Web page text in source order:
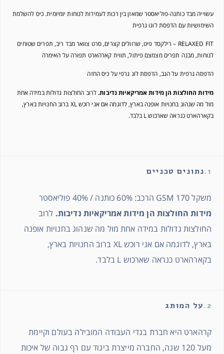
עשוייה מבד כותנה-פוליאסטר שמאזן בין רכות לעמידות לנוחות יומיומית. כיס להשלמת
השימושיות עם הדפסת לוגו גרפית
RELAXED FIT – רילקסד פיט, שרוולים קצרים, סרט צוואר מבד ריב, תפרים שטוחים
לנוחות, מבנה תפרים מצמצם פיתול, תווית קארהארט תפורה על האימרה
הדפסה גרפית על הגב, הדפסת לוג גרפי על כיס החזה
מידות החולצות הן מידות אמריקאיות נדיבות.לרוב החולצות גדולות במידה אחת
מול מה שנהוג בחנויות אופנה בארץ, לדוגמה אם אני רוכש XL ברוב החנויות בארץ,
בקארהארט כנראה שארכוש L בלבד.
1. נתונים טכניים
משקל 170 GSM הרכב: 60% כותנה / 40% פוליאסטר
מידות החולצות הן מידות אמריקאיות נדיבות. לרוב
החולצות גדולות במידה אחת מול מה שנהוג בחנויות אופנה
בארץ, לדוגמה אם אני רוכש XL ברוב החנויות בארץ,
בקארהארט כנראה שארכוש L בלבד.
2. על המותג
קרהארט היא חברת בגדי העבודה המובילה בעולם וקיימת
מעל 120 שנה, החברה מייצרת ביגוד עם רף גבוה של איכות